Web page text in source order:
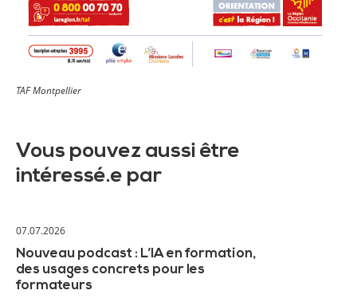
TAF Montpellier
Vous pouvez aussi être
intéressé.e par
07.07.2026
Nouveau podcast : L’IA en formation,
des usages concrets pour les
formateurs